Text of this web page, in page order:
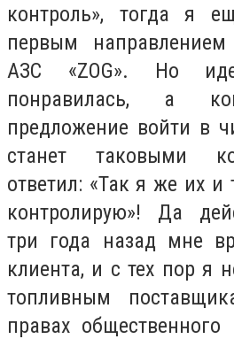
контроль», тогда я
первым направлением
АЗС «ZOG». Но
понравилась, а
предложение войти в
станет таковыми
ответил: «Так я же их и
контролирую»! Да
три года назад мне
клиента, и с тех пор я
топливным
правах общественного